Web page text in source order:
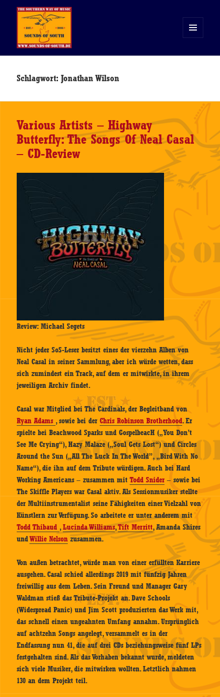
WIDGETS
Schlagwort:Jonathan Wilson
Various Artists – Highway
Butterfly: The Songs Of Neal Casal
– CD-Review
Review: Michael Segets
Nicht jeder SoS-Leser besitzt eines der vierzehn Alben von
Neal Casal in seiner Sammlung, aber ich würde wetten, dass
sich zumindest ein Track, auf dem er mitwirkte, in ihrem
jeweiligen Archiv findet.
Casal war Mitglied bei The Cardinals, der Begleitband von
Ryan Adams , sowie bei derChris Robinson Brotherhood. Er
spielte bei Beachwood Sparks und GospelbeacH („You Don’t
See Me Crying“), Hazy Malaze („Soul Gets Lost“) und Circles
Around the Sun („All The Luck In The World”, „Bird With No
Name“), die ihn auf dem Tribute würdigen. Auch bei Hard
Working Americans – zusammen mitTodd Snider – sowie bei
The Skiffle Players war Casal aktiv. Als Sessionmusiker stellte
der Multiinstrumentalist seine Fähigkeiten einer Vielzahl von
Künstlern zur Verfügung. So arbeitete er unter anderem mit
Todd Thibaud ,Lucinda Williams,Tift Merritt, Amanda Shires
undWillie Nelson zusammen.
Von außen betrachtet, würde man von einer erfüllten Karriere
ausgehen. Casal schied allerdings 2019 mit fünfzig Jahren
freiwillig aus dem Leben. Sein Freund und Manager Gary
Waldman stieß das Tribute-Projekt an. Dave Schools
(Widespread Panic) und Jim Scott produzierten das Werk mit,
das schnell einen ungeahnten Umfang annahm. Ursprünglich
auf achtzehn Songs angelegt, versammelt es in der
Endfassung nun 41, die auf drei CDs beziehungsweise fünf LPs
festgehalten sind. Als das Vorhaben bekannt wurde, meldeten
sich viele Musiker, die mitwirken wollten. Letztlich nahmen
130 an dem Projekt teil.